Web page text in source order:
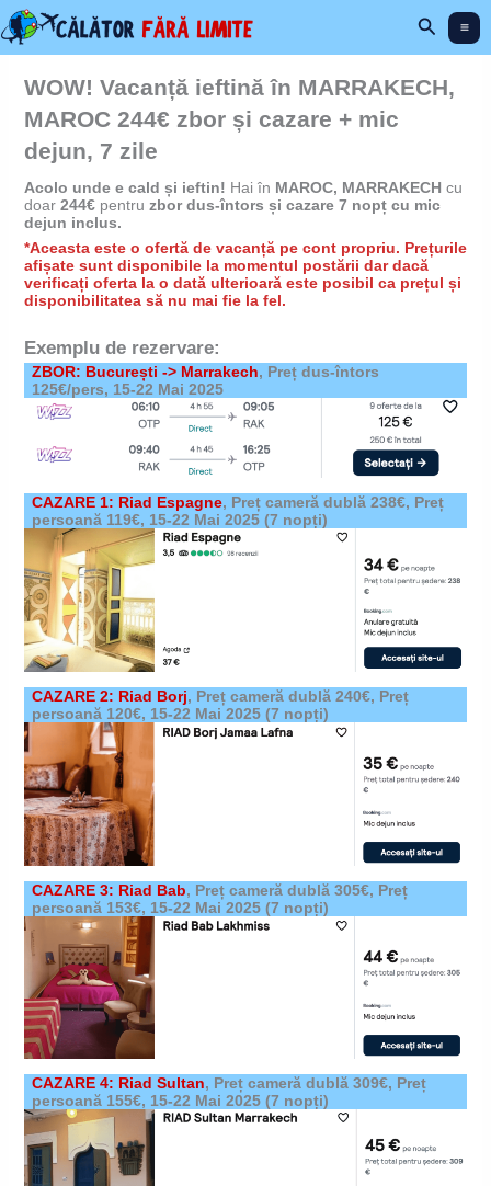
Skip
to
content
Search
WOW! Vacanță ieftină în MARRAKECH,
MAROC 244€ zbor și cazare + mic
dejun, 7 zile
Acolo unde e cald și ieftin! Hai în MAROC, MARRAKECH cu
doar244€ pentru zbor dus-întors și cazare 7 nopț cu mic
dejun inclus.
*Aceasta este o ofertă de vacanță pe cont propriu. Prețurile
afișate sunt disponibile la momentul postării dar dacă
verificați oferta la o dată ulterioară este posibil ca prețul și
disponibilitatea să nu mai fie la fel.
Exemplu de rezervare:
ZBOR: București -> Marrakech, Preț dus-întors
125€/pers, 15-22 Mai 2025
CAZARE 1: Riad Espagne, Preț cameră dublă 238€, Preț
persoană 119€, 15-22 Mai 2025(7 nopți)
CAZARE 2: Riad Borj, Preț cameră dublă 240€, Preț
persoană 120€, 15-22 Mai 2025(7 nopți)
CAZARE 3: Riad Bab, Preț cameră dublă 305€, Preț
persoană 153€, 15-22 Mai 2025(7 nopți)
CAZARE 4: Riad Sultan, Preț cameră dublă 309€, Preț
persoană 155€, 15-22 Mai 2025(7 nopți)